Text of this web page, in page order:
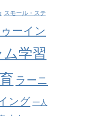
スモール・ステ
ゥーイン
学習
ラーニ
ング 一人